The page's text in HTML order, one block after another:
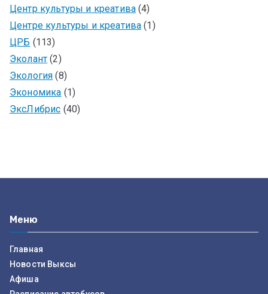
Центр культуры и креатива (4)
Центре культуры и креатива (1)
ЦРБ (113)
Эколант (2)
Экология (8)
Экономика (1)
ЭксЛибрис (40)
Меню
Главная
Новости Выксы
Афиша